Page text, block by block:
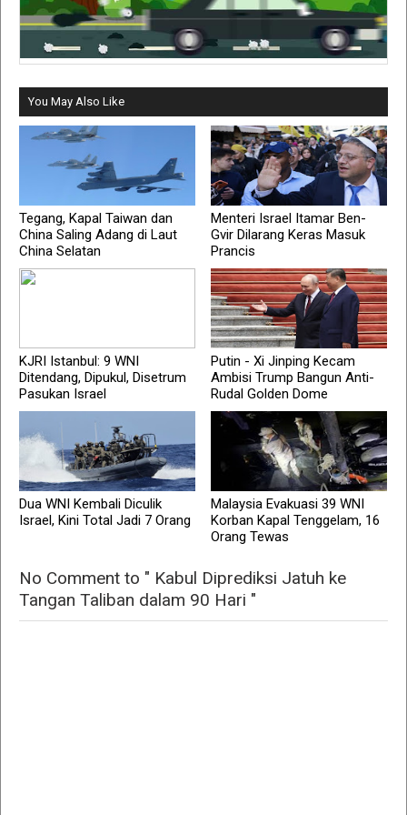
You May Also Like
Tegang, Kapal Taiwan dan
China Saling Adang di Laut
China Selatan
Menteri Israel Itamar Ben-
Gvir Dilarang Keras Masuk
Prancis
KJRI Istanbul: 9 WNI
Ditendang, Dipukul, Disetrum
Pasukan Israel
Putin - Xi Jinping Kecam
Ambisi Trump Bangun Anti-
Rudal Golden Dome
Dua WNI Kembali Diculik
Israel, Kini Total Jadi 7 Orang
Malaysia Evakuasi 39 WNI
Korban Kapal Tenggelam, 16
Orang Tewas
No Comment to " Kabul Diprediksi Jatuh ke
Tangan Taliban dalam 90 Hari "